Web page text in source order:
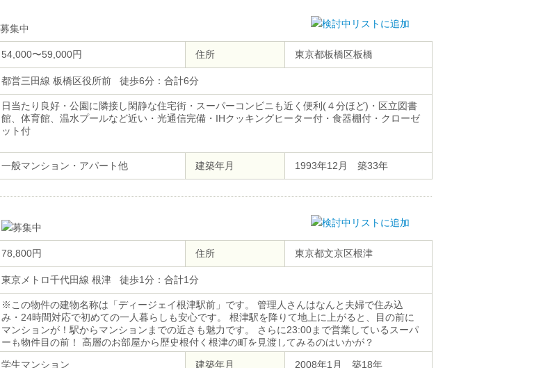
54,000〜59,000円 住所 東京都板橋区板橋
都営三田線 板橋区役所前 徒歩6分：合計6分
日当たり良好・公園に隣接し閑静な住宅街・スーパーコンビニも近く便利(４分ほど)・区立図書
館、体育館、温水プールなど近い・光通信完備・IHクッキングヒーター付・食器棚付・クローゼ
ット付
一般マンション・アパート他 建築年月 1993年12月 築33年
78,800円 住所 東京都文京区根津
東京メトロ千代田線 根津 徒歩1分：合計1分
※この物件の建物名称は「ディージェイ根津駅前」です。 管理人さんはなんと夫婦で住み込
み・24時間対応で初めての一人暮らしも安心です。 根津駅を降りて地上に上がると、目の前に
マンションが！駅からマンションまでの近さも魅力です。 さらに23:00まで営業しているスーパ
ーも物件目の前！ 高層のお部屋から歴史根付く根津の町を見渡してみるのはいかが？
学生マンション 建築年月 2008年1月 築18年